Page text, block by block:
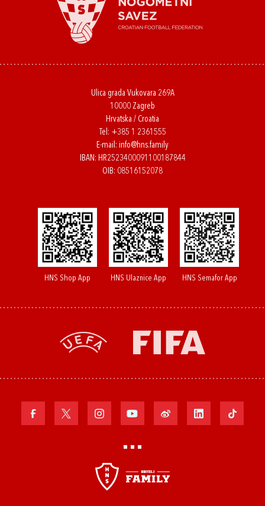
Ulica grada Vukovara 269A
10000 Zagreb
Hrvatska / Croatia
Tel: +385 1 2361555
E-mail: info@hns.family
IBAN: HR2523400091100187844
OIB: 08516152078
HNS Shop App HNS Ulaznice App HNS Semafor App